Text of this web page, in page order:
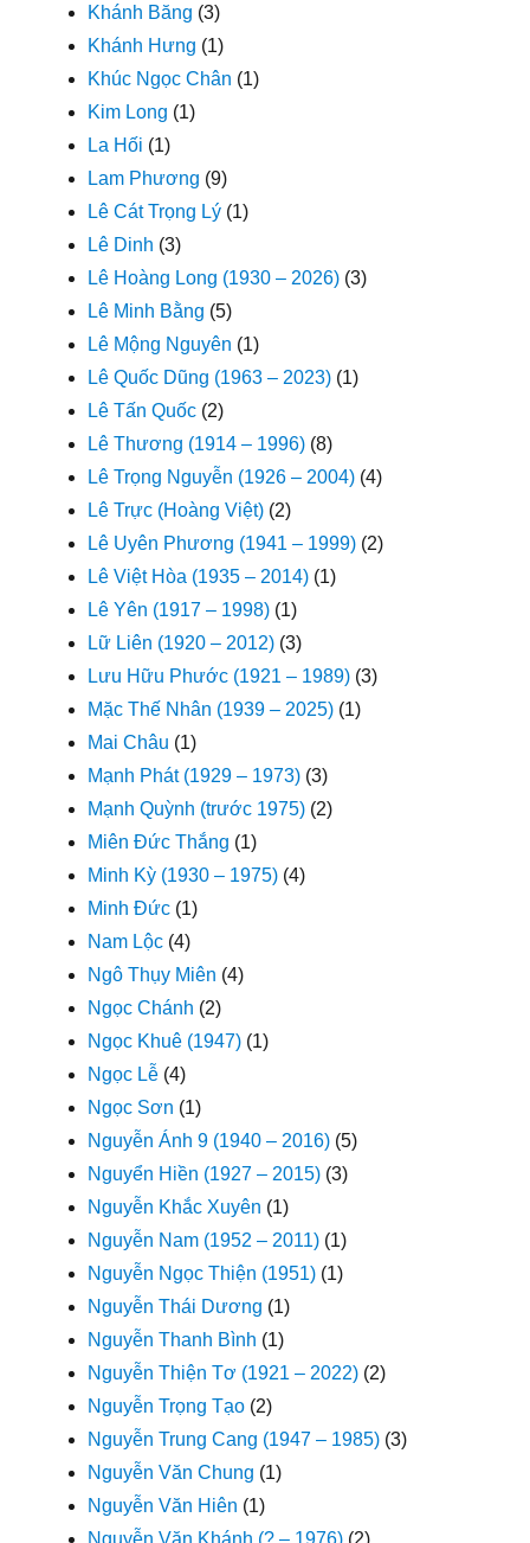
Khánh Băng (3)
Khánh Hưng (1)
Khúc Ngọc Chân (1)
Kim Long (1)
La Hối (1)
Lam Phương (9)
Lê Cát Trọng Lý (1)
Lê Dinh (3)
Lê Hoàng Long (1930 – 2026) (3)
Lê Minh Bằng (5)
Lê Mộng Nguyên (1)
Lê Quốc Dũng (1963 – 2023) (1)
Lê Tấn Quốc (2)
Lê Thương (1914 – 1996) (8)
Lê Trọng Nguyễn (1926 – 2004) (4)
Lê Trực (Hoàng Việt) (2)
Lê Uyên Phương (1941 – 1999) (2)
Lê Việt Hòa (1935 – 2014) (1)
Lê Yên (1917 – 1998) (1)
Lữ Liên (1920 – 2012) (3)
Lưu Hữu Phước (1921 – 1989) (3)
Mặc Thế Nhân (1939 – 2025) (1)
Mai Châu (1)
Mạnh Phát (1929 – 1973) (3)
Mạnh Quỳnh (trước 1975) (2)
Miên Đức Thắng (1)
Minh Kỳ (1930 – 1975) (4)
Minh Đức (1)
Nam Lộc (4)
Ngô Thụy Miên (4)
Ngọc Chánh (2)
Ngọc Khuê (1947) (1)
Ngọc Lễ (4)
Ngọc Sơn (1)
Nguyễn Ánh 9 (1940 – 2016) (5)
Nguyển Hiền (1927 – 2015) (3)
Nguyễn Khắc Xuyên (1)
Nguyễn Nam (1952 – 2011) (1)
Nguyễn Ngọc Thiện (1951) (1)
Nguyễn Thái Dương (1)
Nguyễn Thanh Bình (1)
Nguyễn Thiện Tơ (1921 – 2022) (2)
Nguyễn Trọng Tạo (2)
Nguyễn Trung Cang (1947 – 1985) (3)
Nguyễn Văn Chung (1)
Nguyễn Văn Hiên (1)
Nguyễn Văn Khánh (? – 1976) (2)